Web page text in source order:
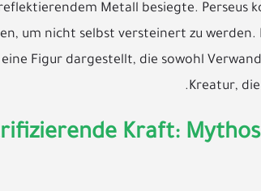
Metall besiegte. Perseus
um nicht selbst versteinert zu
Figur dargestellt, die sowohl
Kreatur,
Kraft: